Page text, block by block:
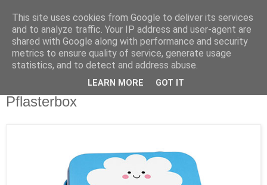
Pflasterbox
This site uses cookies from Google to deliver its services
and to analyze traffic. Your IP address and user-agent are
shared with Google along with performance and security
metrics to ensure quality of service, generate usage
statistics, and to detect and address abuse.
LEARN MORE GOT IT